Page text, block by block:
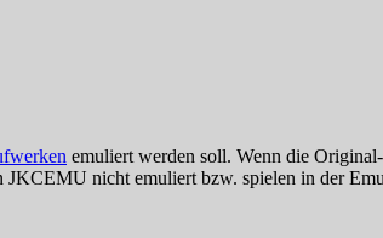
emuliert werden soll. Wenn die
nicht emuliert bzw. spielen in der